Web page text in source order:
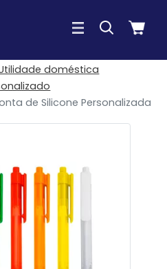
doméstica
de Silicone Personalizada